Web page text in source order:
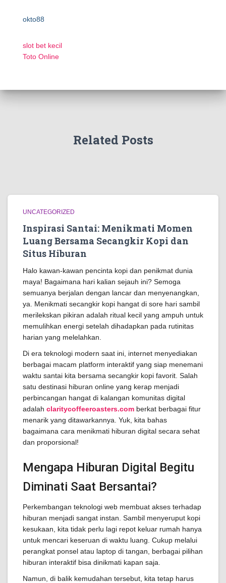
okto88
slot bet kecil
Toto Online
Related Posts
UNCATEGORIZED
Inspirasi Santai: Menikmati Momen
Luang Bersama Secangkir Kopi dan
Situs Hiburan
Halo kawan-kawan pencinta kopi dan penikmat dunia
maya! Bagaimana hari kalian sejauh ini? Semoga
semuanya berjalan dengan lancar dan menyenangkan,
ya. Menikmati secangkir kopi hangat di sore hari sambil
merilekskan pikiran adalah ritual kecil yang ampuh untuk
memulihkan energi setelah dihadapkan pada rutinitas
harian yang melelahkan.
Di era teknologi modern saat ini, internet menyediakan
berbagai macam platform interaktif yang siap menemani
waktu santai kita bersama secangkir kopi favorit. Salah
satu destinasi hiburan online yang kerap menjadi
perbincangan hangat di kalangan komunitas digital
adalah claritycoffeeroasters.com berkat berbagai fitur
menarik yang ditawarkannya. Yuk, kita bahas
bagaimana cara menikmati hiburan digital secara sehat
dan proporsional!
Mengapa Hiburan Digital Begitu
Diminati Saat Bersantai?
Perkembangan teknologi web membuat akses terhadap
hiburan menjadi sangat instan. Sambil menyeruput kopi
kesukaan, kita tidak perlu lagi repot keluar rumah hanya
untuk mencari keseruan di waktu luang. Cukup melalui
perangkat ponsel atau laptop di tangan, berbagai pilihan
hiburan interaktif bisa dinikmati kapan saja.
Namun, di balik kemudahan tersebut, kita tetap harus